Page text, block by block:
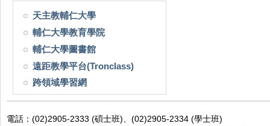
天主教輔仁大學
輔仁大學教育學院
輔仁大學圖書館
遠距教學平台(Tronclass)
跨領域學習網
電話：(02)2905-2333 (碩士班)、(02)2905-2334 (學士班)